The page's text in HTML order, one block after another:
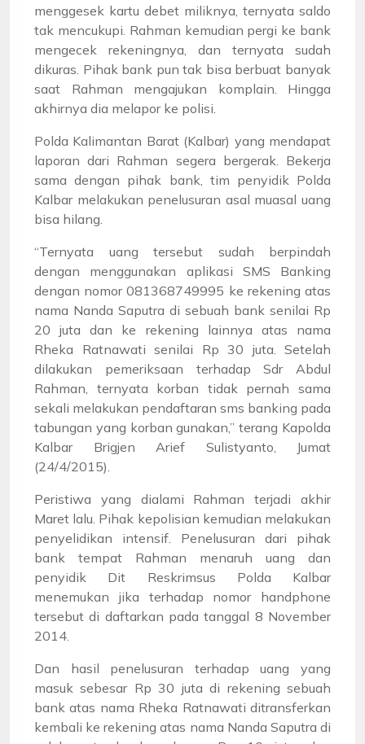
menggesek kartu debet miliknya, ternyata saldo
tak mencukupi. Rahman kemudian pergi ke bank
mengecek rekeningnya, dan ternyata sudah
dikuras. Pihak bank pun tak bisa berbuat banyak
saat Rahman mengajukan komplain. Hingga
akhirnya dia melapor ke polisi.
Polda Kalimantan Barat (Kalbar) yang mendapat
laporan dari Rahman segera bergerak. Bekerja
sama dengan pihak bank, tim penyidik Polda
Kalbar melakukan penelusuran asal muasal uang
bisa hilang.
“Ternyata uang tersebut sudah berpindah
dengan menggunakan aplikasi SMS Banking
dengan nomor 081368749995 ke rekening atas
nama Nanda Saputra di sebuah bank senilai Rp
20 juta dan ke rekening lainnya atas nama
Rheka Ratnawati senilai Rp 30 juta. Setelah
dilakukan pemeriksaan terhadap Sdr Abdul
Rahman, ternyata korban tidak pernah sama
sekali melakukan pendaftaran sms banking pada
tabungan yang korban gunakan,” terang Kapolda
Kalbar Brigjen Arief Sulistyanto, Jumat
(24/4/2015).
Peristiwa yang dialami Rahman terjadi akhir
Maret lalu. Pihak kepolisian kemudian melakukan
penyelidikan intensif. Penelusuran dari pihak
bank tempat Rahman menaruh uang dan
penyidik Dit Reskrimsus Polda Kalbar
menemukan jika terhadap nomor handphone
tersebut di daftarkan pada tanggal 8 November
2014.
Dan hasil penelusuran terhadap uang yang
masuk sebesar Rp 30 juta di rekening sebuah
bank atas nama Rheka Ratnawati ditransferkan
kembali ke rekening atas nama Nanda Saputra di